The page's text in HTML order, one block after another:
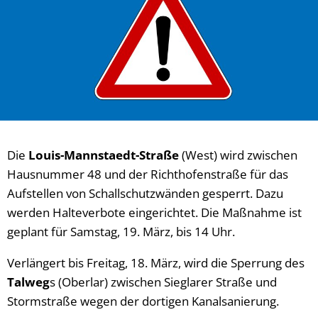
Die Louis-Mannstaedt-Straße(West) wird zwischen
Hausnummer 48 und der Richthofenstraße für das
Aufstellen von Schallschutzwänden gesperrt. Dazu
werden Halteverbote eingerichtet. Die Maßnahme ist
geplant für Samstag, 19. März, bis 14 Uhr.
Verlängert bis Freitag, 18. März, wird die Sperrung des
Talwegs (Oberlar) zwischen Sieglarer Straße und
Stormstraße wegen der dortigen Kanalsanierung.